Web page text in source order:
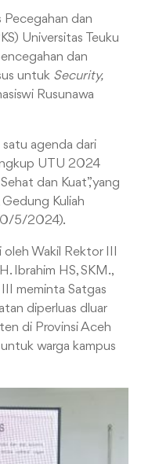
Pecegahan dan
Universitas Teuku
dan
untuk Security,
Rusunawa
agenda dari
UTU 2024
dan Kuat”, yang
Kuliah
5/2024).
Wakil Rektor III
Ibrahim HS, SKM.,
III meminta Satgas
diperluas dluar
di Provinsi Aceh
warga kampus